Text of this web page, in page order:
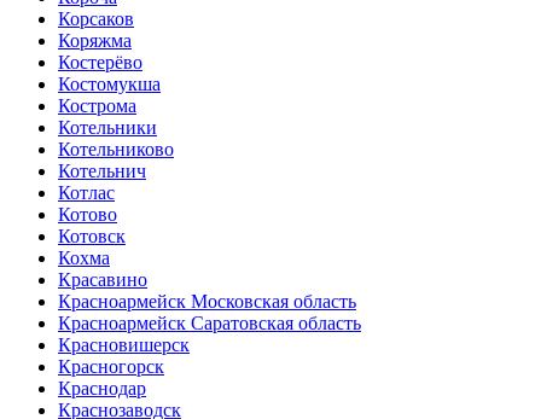
Корсаков
Коряжма
Костерёво
Костомукша
Кострома
Котельники
Котельниково
Котельнич
Котлас
Котово
Котовск
Кохма
Красавино
Красноармейск Московская область
Красноармейск Саратовская область
Красновишерск
Красногорск
Краснодар
Краснозаводск